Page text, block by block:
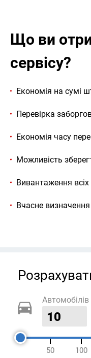
Що ви
сервісу?
Економія на сумі
Перевірка
Економія часу
Можливість
Вивантаження
Вчасне
50 100